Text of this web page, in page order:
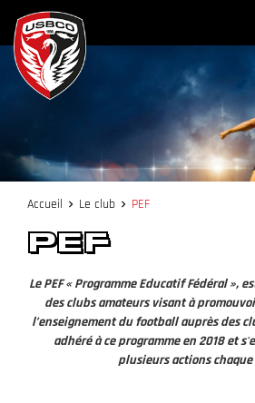
Accueil Le club PEF
PEF
Le PEF « Programme Educatif Fédéral »,
des clubs amateurs visant à
l’enseignement du football auprès des
adhéré à ce programme en 2018 et
plusieurs actions chaque